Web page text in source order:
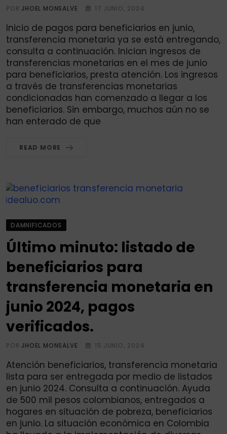
PORJHOEL MONSALVE 17 JUNIO, 2024
Inicio de pagos para beneficiarios en junio,
transferencia monetaria ya se está entregando,
consulta a continuación. Inician ingresos de
transferencias monetarias en el mes de junio
para beneficiarios, presta atención. Los ingresos
a través de transferencias monetarias
condicionadas han comenzado a llegar a los
beneficiarios. Sin embargo, muchos aún no se
han enterado de que
READ MORE
DAMNIFICADOS
Último minuto: listado de
beneficiarios para
transferencia monetaria en
junio 2024, pagos
verificados.
PORJHOEL MONSALVE 15 JUNIO, 2024
Atención beneficiarios, transferencia monetaria
lista para ser entregada por medio de listados
en junio 2024. Consulta a continuación. Ayuda
de 500 mil pesos colombianos, entregados a
hogares en situación de pobreza, beneficiarios
en junio. La situación económica en Colombia